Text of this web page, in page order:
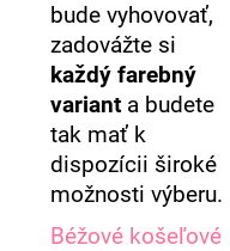
bude vyhovovať,
zadovážte si
každý farebný
variant a budete
tak mať k
dispozícii široké
možnosti výberu.
Béžové košeľové